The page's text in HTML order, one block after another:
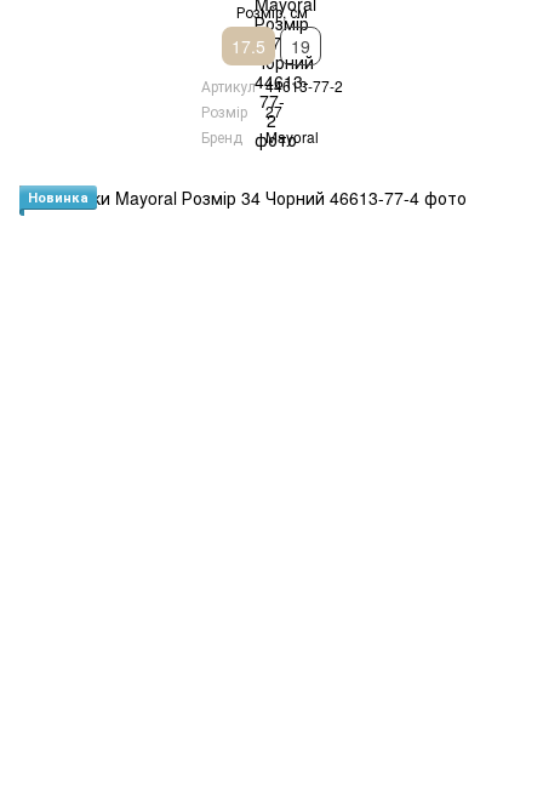
Розмір, см
17.5 19
Артикул 44613-77-2
Розмір
27
Бренд
Mayoral
Новинка